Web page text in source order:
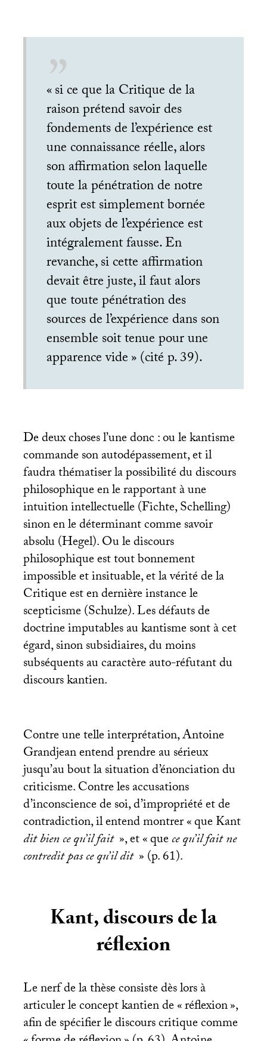
«si ce que la Critique de la
raison prétend savoir des
fondements de l’expérience est
une connaissance réelle, alors
son affirmation selon laquelle
toute la pénétration de notre
esprit est simplement bornée
aux objets de l’expérience est
intégralement fausse. En
revanche, si cette affirmation
devait être juste, il faut alors
que toute pénétration des
sources de l’expérience dans son
ensemble soit tenue pour une
apparence vide» (cité p. 39).
De deux choses l’une donc : ou le kantisme
commande son autodépassement, et il
faudra thématiser la possibilité du discours
philosophique en le rapportant à une
intuition intellectuelle (Fichte, Schelling)
sinon en le déterminant comme savoir
absolu (Hegel). Ou le discours
philosophique est tout bonnement
impossible et insituable, et la vérité de la
Critique est en dernière instance le
scepticisme (Schulze). Les défauts de
doctrine imputables au kantisme sont à cet
égard, sinon subsidiaires, du moins
subséquents au caractère auto-réfutant du
discours kantien.
Contre une telle interprétation, Antoine
Grandjean entend prendre au sérieux
jusqu’au bout la situation d’énonciation du
criticisme. Contre les accusations
d’inconscience de soi, d’impropriété et de
contradiction, il entend montrer «que Kant
dit bien ce qu’il fait », et «quece qu’il fait ne
contredit pas ce qu’il dit » (p. 61).
Kant, discours de la
réflexion
Le nerf de la thèse consiste dès lors à
articuler le concept kantien de «réflexion»,
afin de spécifier le discours critique comme